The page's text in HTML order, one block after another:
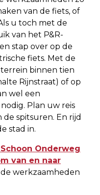
van de fiets, of
u toch met de
van het P&R-
stap over op de
fiets. Met de
binnen tien
Rijnstraat) of op
wel een
Plan uw reis
spitsuren. En rijd
stad in.
Onderweg
van en naar
werkzaamheden